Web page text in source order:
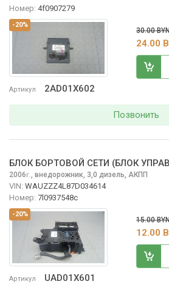
-20%
Артикул 2AD01X602
Номер: 4f0907279
30.00
24.00
Позвонить
-20%
Артикул UAD01X601
БЛОК БОРТОВОЙ СЕТИ (БЛОК
2006г., внедорожник, 3,0 дизель, АКПП
VIN: WAUZZZ4L87D034614
Номер: 7l0937548c
15.00
12.00